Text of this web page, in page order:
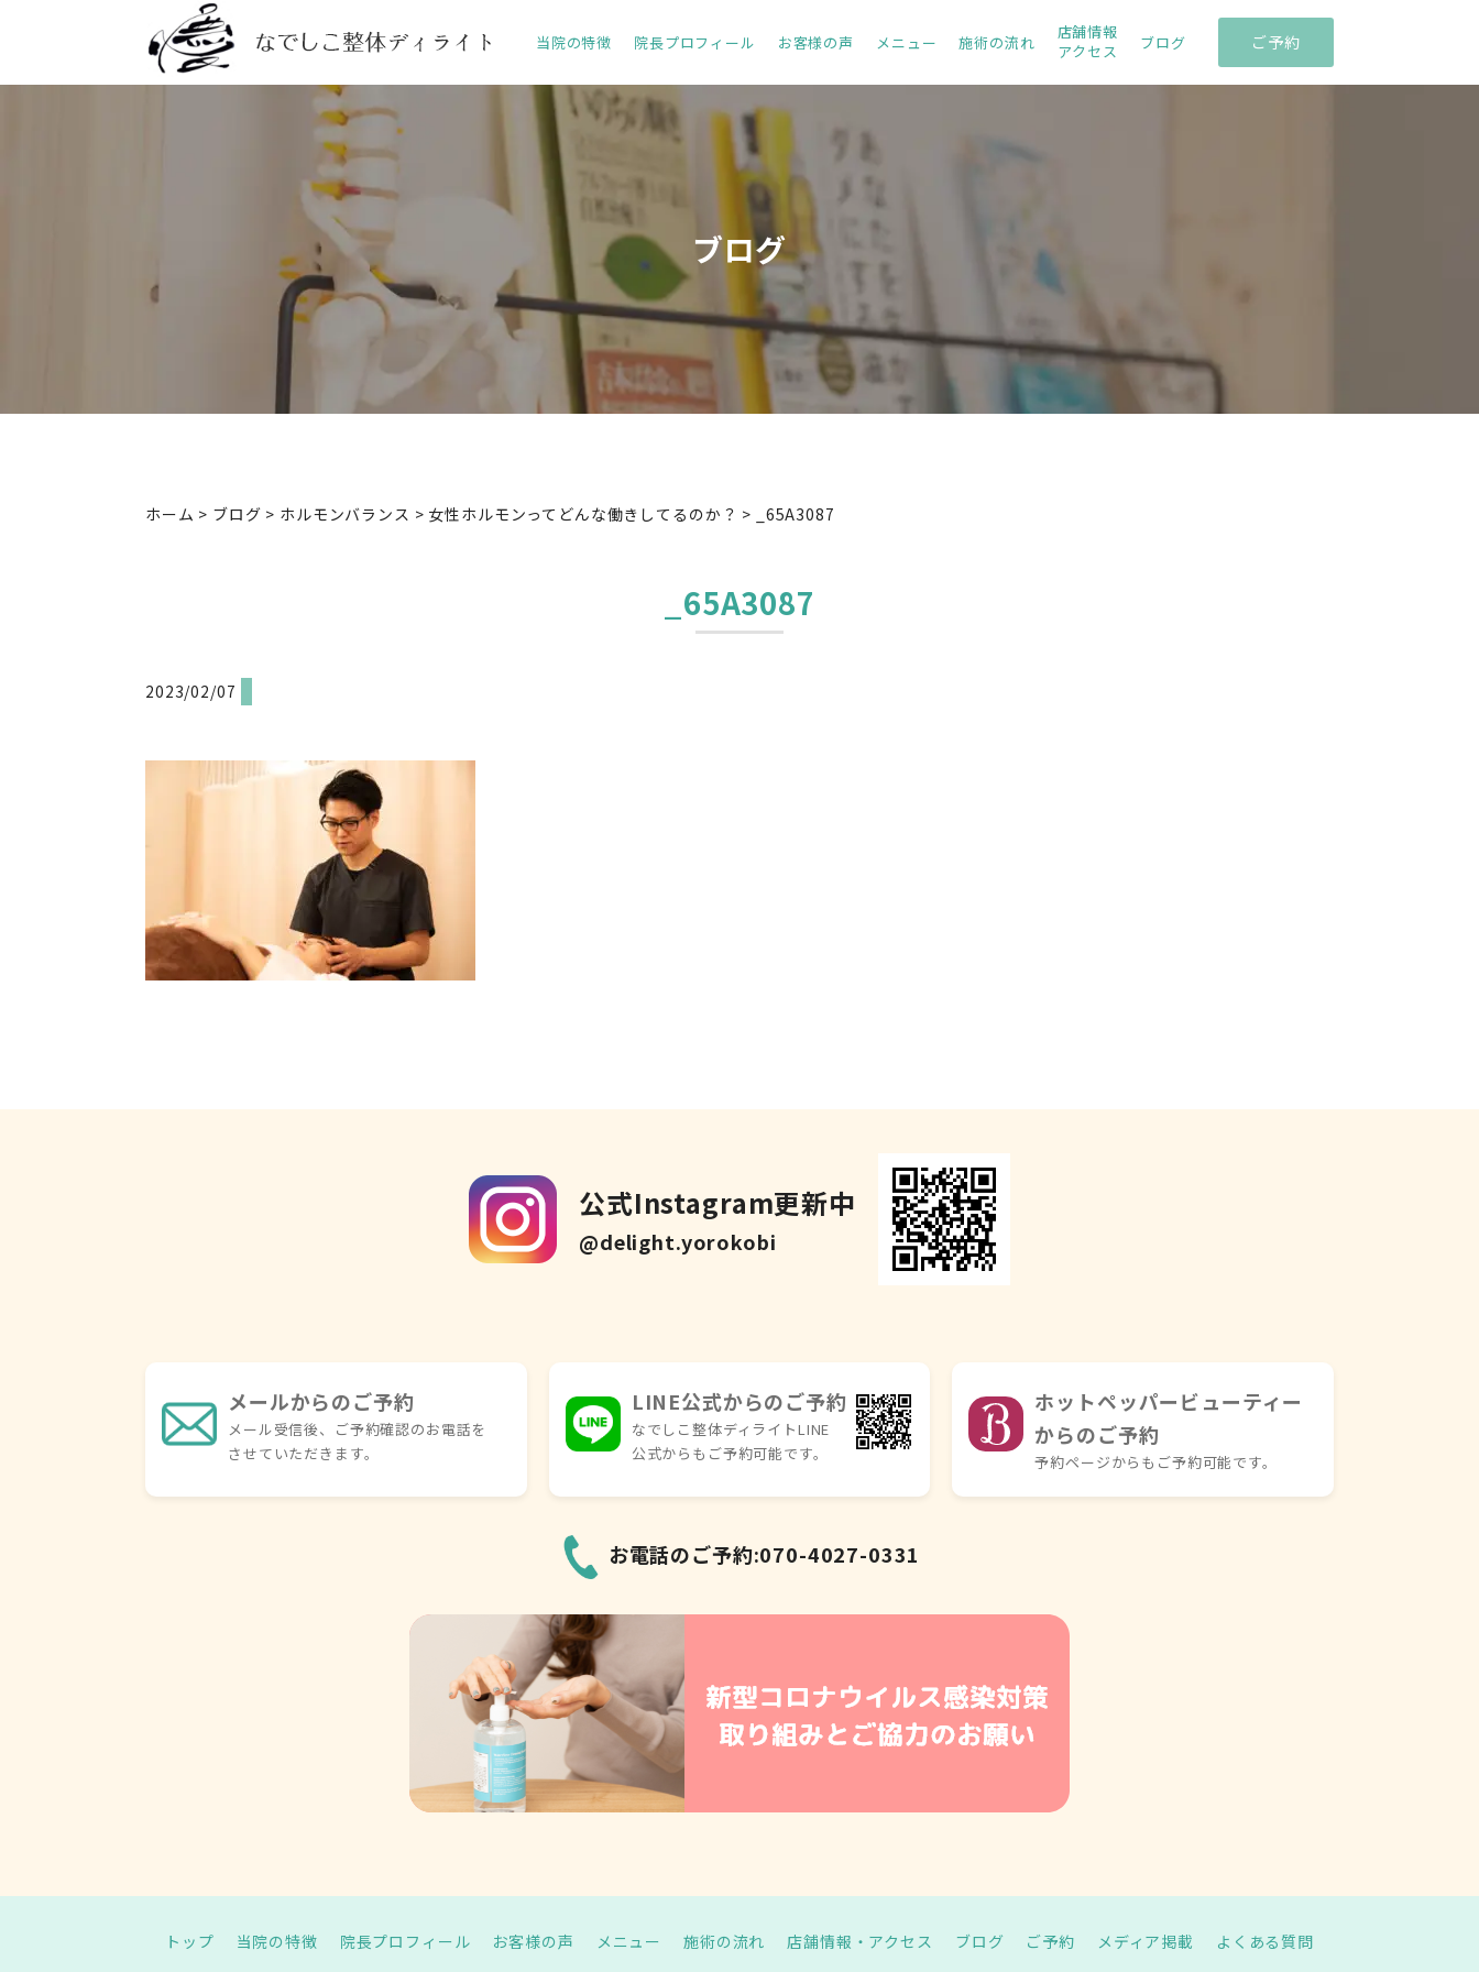
当院の特徴 院長プロフィール お客様の声 メニュー 施術の流れ
店舗情報
アクセス
ブログ ご予約
ブログ
ホーム > ブログ > ホルモンバランス > 女性ホルモンってどんな働きしてるのか？ > _65A3087
_65A3087
2023/02/07
公式Instagram更新中
@delight.yorokobi
メールからのご予約
メール受信後、ご予約確認のお電話を
させていただきます。
LINE公式からのご予約
なでしこ整体ディライトLINE
公式からもご予約可能です。
ホットペッパービューティー
からのご予約
予約ページからもご予約可能です。
お電話のご予約:070-4027-0331
トップ 当院の特徴 院長プロフィール お客様の声 メニュー 施術の流れ 店舗情報・アクセス ブログ ご予約 メディア掲載 よくある質問